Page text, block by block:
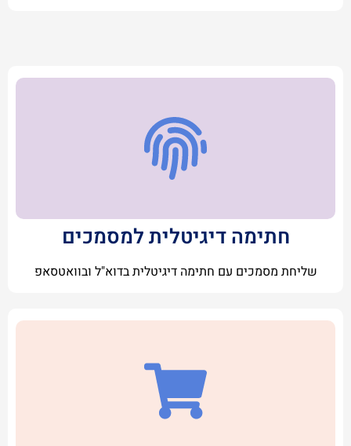
חתימה דיגיטלית למסמכים
שליחת מסמכים עם חתימה דיגיטלית בדוא"ל ובוואטסאפ